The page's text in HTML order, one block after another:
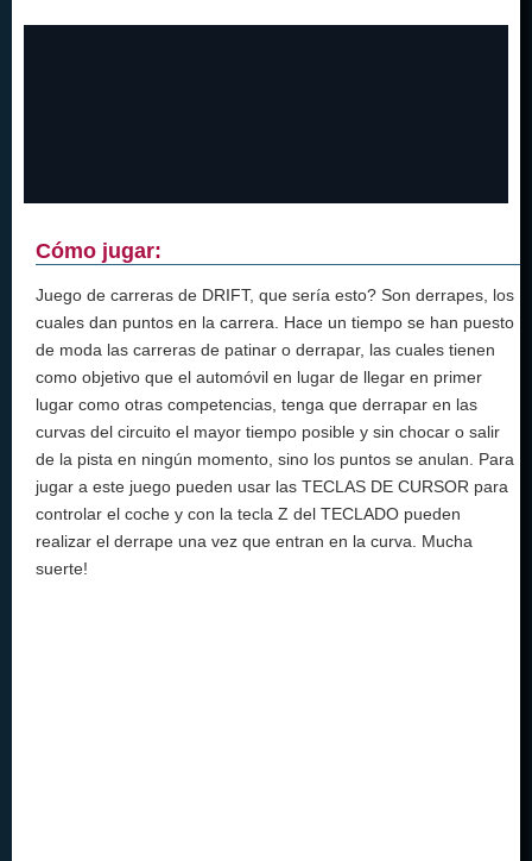
Cómo jugar:
Juego de carreras de DRIFT, que sería esto? Son derrapes, los
cuales dan puntos en la carrera. Hace un tiempo se han puesto
de moda las carreras de patinar o derrapar, las cuales tienen
como objetivo que el automóvil en lugar de llegar en primer
lugar como otras competencias, tenga que derrapar en las
curvas del circuito el mayor tiempo posible y sin chocar o salir
de la pista en ningún momento, sino los puntos se anulan. Para
jugar a este juego pueden usar las TECLAS DE CURSOR para
controlar el coche y con la tecla Z del TECLADO pueden
realizar el derrape una vez que entran en la curva. Mucha
suerte!